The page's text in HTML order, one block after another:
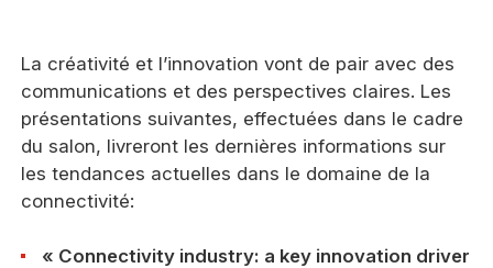
La créativité et l’innovation vont de pair avec des
communications et des perspectives claires. Les
présentations suivantes, effectuées dans le cadre
du salon, livreront les dernières informations sur
les tendances actuelles dans le domaine de la
connectivité:
« Connectivity industry: a key innovation driver